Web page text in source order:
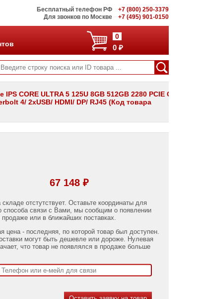
Бесплатный телефон РФ
+7 (800) 250-3379
Для звонков по Москве
+7 (495) 901-0150
0
0 ₽
CORE ULTRA 5 125U 8GB 512GB 2280 PCIE G4
4/ 2xUSB/ HDMI/ DP/ RJ45 (Код товара
67 148 ₽
складе отстутствует. Оставьте координаты для
способа связи с Вами, мы сообщим о появлении
продаже или в ближайших поставках.
цена - последняя, по которой товар был доступен.
могут быть дешевле или дороже. Нулевая
что товар не появлялся в продаже больше